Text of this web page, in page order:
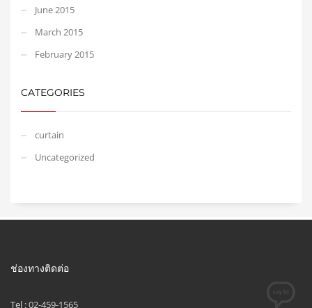
June 2015
March 2015
February 2015
CATEGORIES
curtain
Uncategorized
ช่องทางติดต่อ
Tel : 02-459-1565